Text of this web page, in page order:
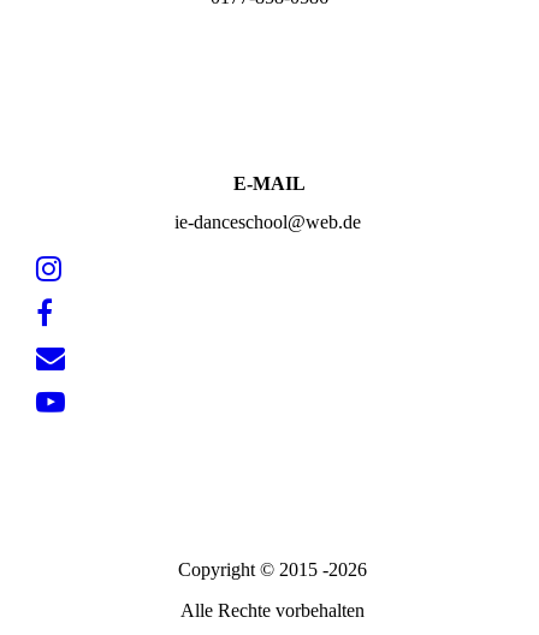
E-MAIL
ie-danceschool@web.de
Copyright © 2015 -2026
Alle Rechte vorbehalten